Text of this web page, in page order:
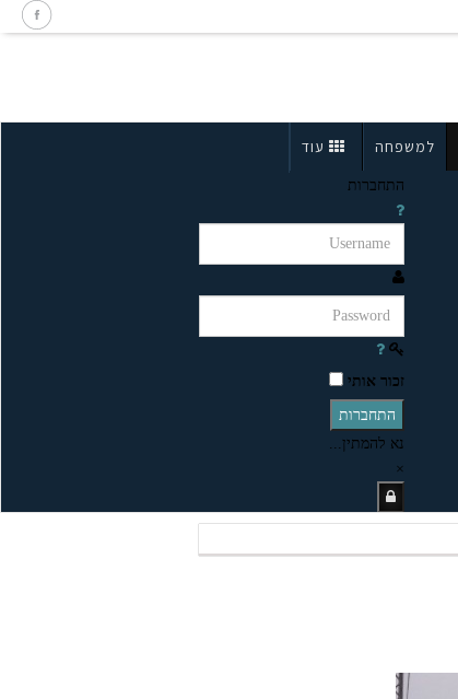
למשפחה עוד
התחברות
זכור אותי
התחברות
נא להמתין...
×